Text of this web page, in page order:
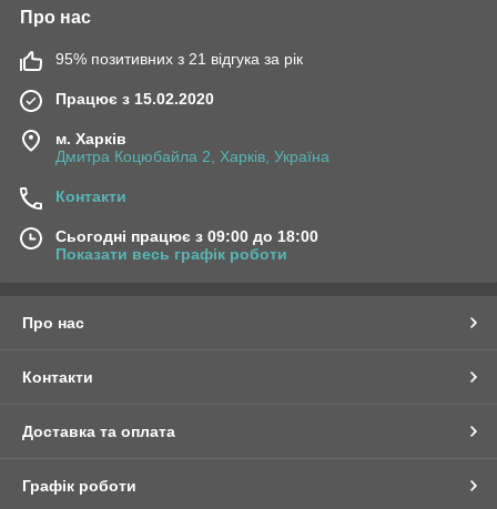
Про нас
95% позитивних з 21 відгука за рік
Працює з 15.02.2020
м. Харків
Дмитра Коцюбайла 2, Харків, Україна
Контакти
Сьогодні працює з 09:00 до 18:00
Показати весь графік роботи
Про нас
Контакти
Доставка та оплата
Графік роботи